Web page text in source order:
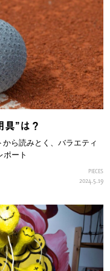
”は？
ら読みとく、バラエティ
ポート
PIECES
2024.5.19